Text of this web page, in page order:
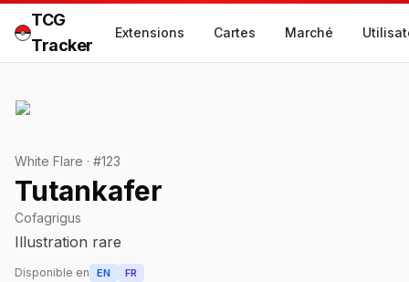
TCG
Tracker
Extensions Cartes Marché
White Flare · #123
Tutankafer
Cofagrigus
Illustration rare
Disponible en EN FR